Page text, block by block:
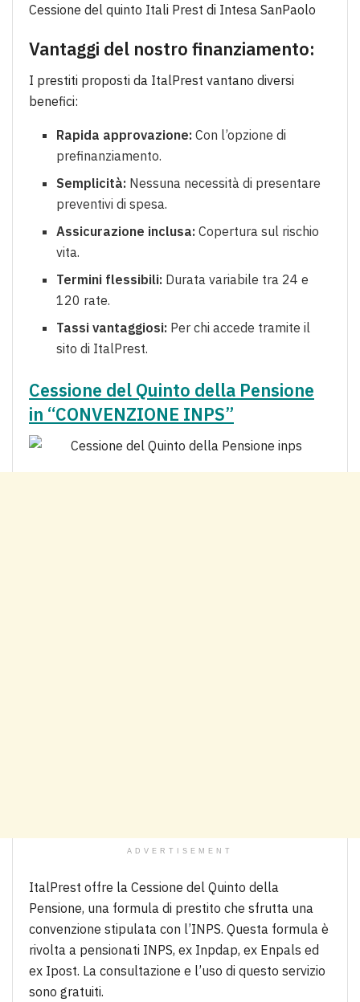
Cessione del quinto Itali Prest di Intesa SanPaolo
Vantaggi del nostro finanziamento:
I prestiti proposti da ItalPrest vantano diversi
benefici:
Rapida approvazione: Con l’opzione di
prefinanziamento.
Semplicità: Nessuna necessità di presentare
preventivi di spesa.
Assicurazione inclusa: Copertura sul rischio
vita.
Termini flessibili: Durata variabile tra 24 e
120 rate.
Tassi vantaggiosi: Per chi accede tramite il
sito di ItalPrest.
Cessione del Quinto della Pensione
in “CONVENZIONE INPS”
ADVERTISEMENT
ItalPrest offre la Cessione del Quinto della
Pensione, una formula di prestito che sfrutta una
convenzione stipulata con l’INPS. Questa formula è
rivolta a pensionati INPS, ex Inpdap, ex Enpals ed
ex Ipost. La consultazione e l’uso di questo servizio
sono gratuiti.